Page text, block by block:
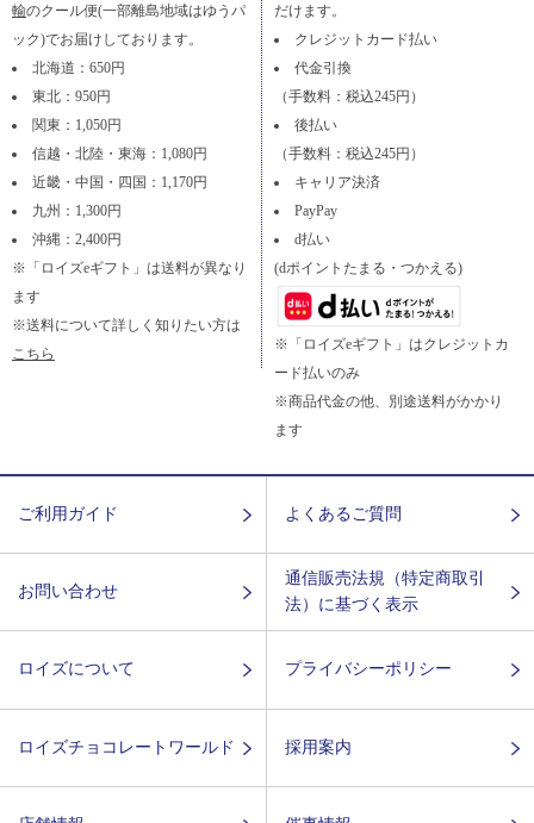
輸のクール便(一部離島地域はゆうパ
ック)でお届けしております。
北海道：650円
東北：950円
関東：1,050円
信越・北陸・東海：1,080円
近畿・中国・四国：1,170円
九州：1,300円
沖縄：2,400円
※「ロイズeギフト」は送料が異なり
ます
※送料について詳しく知りたい方は
こちら
だけます。
クレジットカード払い
代金引換
（手数料：税込245円）
後払い
（手数料：税込245円）
キャリア決済
PayPay
d払い
(dポイントたまる・つかえる)
※「ロイズeギフト」はクレジットカ
ード払いのみ
※商品代金の他、別途送料がかかり
ます
ご利用ガイド よくあるご質問
お問い合わせ
通信販売法規（特定商取引
法）に基づく表示
ロイズについて プライバシーポリシー
ロイズチョコレートワールド 採用案内